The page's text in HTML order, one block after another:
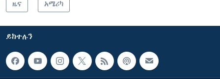
ዜና አሜሪካ
ይከተሉን